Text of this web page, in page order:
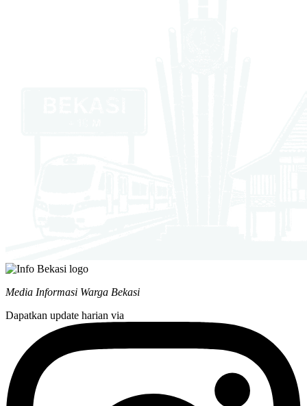
Media Informasi Warga Bekasi
Dapatkan update harian via